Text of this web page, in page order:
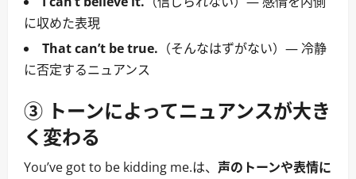
に収めた表現
That can’t be true. （そんなはずがない）― 冷静
に否定するニュアンス
③ トーンによってニュアンスが大き
く変わる
You’ve got to be kidding me.は、 声のトーンや表情に